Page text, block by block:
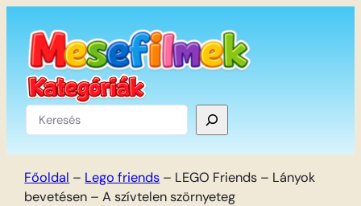
tartalomhoz
Keresés
Főoldal – Lego friends – LEGO Friends – Lányok
bevetésen – A szívtelen szörnyeteg